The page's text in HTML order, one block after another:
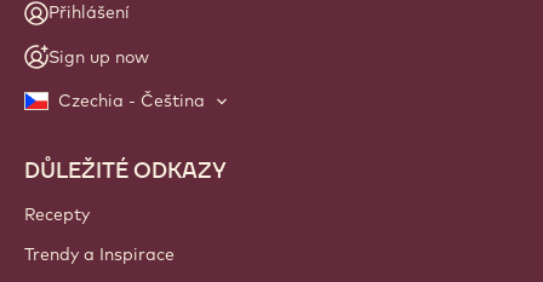
Přihlášení
Sign up now
Czechia - Čeština
Footer
Callebaut
DŮLEŽITÉ ODKAZY
Recepty
Trendy a Inspirace